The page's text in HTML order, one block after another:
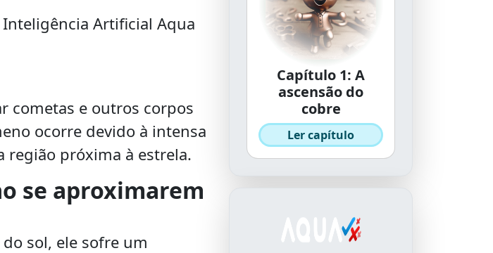
Artificial Aqua
cometas e outros corpos
ocorre devido à intensa
região próxima à estrela.
se aproximarem
sol, ele sofre um
Capítulo 1: A
ascensão do
cobre
Ler capítulo